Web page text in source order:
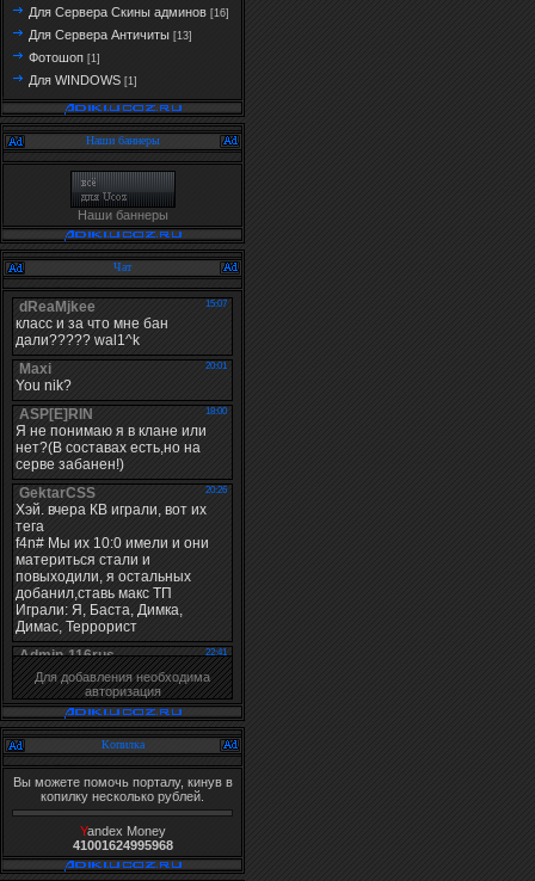
Для Сервера Скины админов [16]
Для Сервера Античиты [13]
Фотошоп [1]
Для WINDOWS [1]
Наши баннеры
Наши баннеры
Чат
Для добавления необходима
авторизация
Копилка
Вы можете помочь порталу, кинув в
копилку несколько рублей.
Yandex Money
41001624995968